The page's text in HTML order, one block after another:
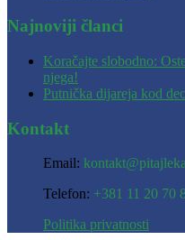
Najnoviji članci
Koračajte slobodno:
njega!
Putnička dijareja kod
Kontakt
Email:
Telefon: +381 11 20 70
Politika privatnosti